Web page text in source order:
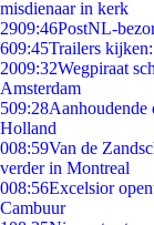
misdienaar in kerk
2909:46PostNL-
609:45Trailers
2009:32Wegpiraat
Amsterdam
509:28Aanhoudende
Holland
008:59Van de
verder in Montreal
008:56Excelsior
Cambuur